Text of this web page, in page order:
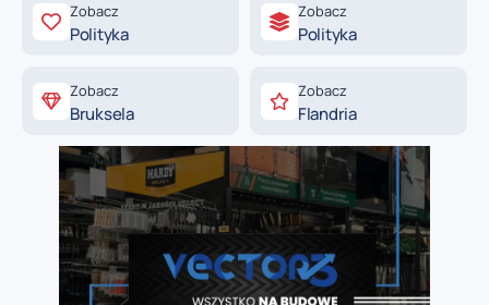
Zobacz
Polityka
Zobacz
Polityka
Zobacz
Bruksela
Zobacz
Flandria